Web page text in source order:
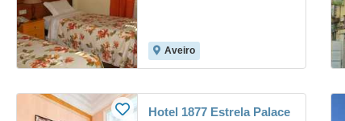
Aveiro
Hotel 1877 Estrela Palace